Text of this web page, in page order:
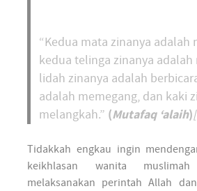
“Kedua mata zinanya adalah
kedua telinga zinanya
lidah zinanya adalah
adalah memegang, dan kaki
melangkah.” (Mutafaq ‘alaih)
Tidakkah engkau ingin
keikhlasan wanita
melaksanakan perintah Allah